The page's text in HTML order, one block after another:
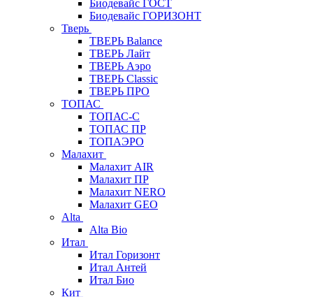
Биодевайс ГОСТ
Биодевайс ГОРИЗОНТ
Тверь
ТВЕРЬ Balance
ТВЕРЬ Лайт
ТВЕРЬ Аэро
ТВЕРЬ Classic
ТВЕРЬ ПРО
ТОПАС
ТОПАС-С
ТОПАС ПР
ТОПАЭРО
Малахит
Малахит AIR
Малахит ПР
Малахит NERO
Малахит GEO
Alta
Alta Bio
Итал
Итал Горизонт
Итал Антей
Итал Био
Кит